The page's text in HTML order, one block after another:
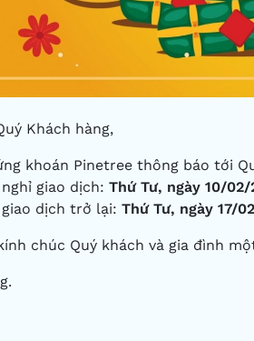
Khách hàng,
khoán Pinetree thông báo tới
giao dịch: Thứ Tư, ngày 10/02/
dịch trở lại: Thứ Tư, ngày 17/
chúc Quý khách và gia đình